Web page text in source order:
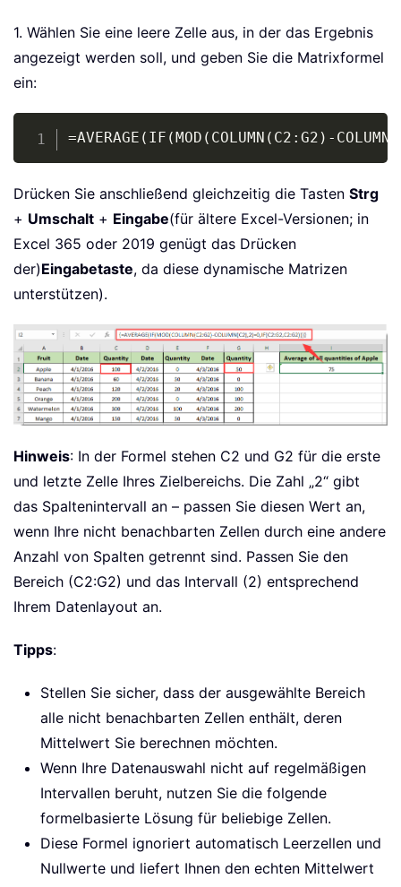
1. Wählen Sie eine leere Zelle aus, in der das Ergebnis
angezeigt werden soll, und geben Sie die Matrixformel
ein:
=AVERAGE(IF(MOD(COLUMN(C2:G2)-
Copy
Drücken Sie anschließend gleichzeitig die Tasten Strg
+ Umschalt + Eingabe(für ältere Excel-Versionen; in
Excel 365 oder 2019 genügt das Drücken
der)Eingabetaste, da diese dynamische Matrizen
unterstützen).
Hinweis: In der Formel stehen C2 und G2 für die erste
und letzte Zelle Ihres Zielbereichs. Die Zahl „2“ gibt
das Spaltenintervall an – passen Sie diesen Wert an,
wenn Ihre nicht benachbarten Zellen durch eine andere
Anzahl von Spalten getrennt sind. Passen Sie den
Bereich (C2:G2) und das Intervall (2) entsprechend
Ihrem Datenlayout an.
Tipps:
Stellen Sie sicher, dass der ausgewählte Bereich
alle nicht benachbarten Zellen enthält, deren
Mittelwert Sie berechnen möchten.
Wenn Ihre Datenauswahl nicht auf regelmäßigen
Intervallen beruht, nutzen Sie die folgende
formelbasierte Lösung für beliebige Zellen.
Diese Formel ignoriert automatisch Leerzellen und
Nullwerte und liefert Ihnen den echten Mittelwert